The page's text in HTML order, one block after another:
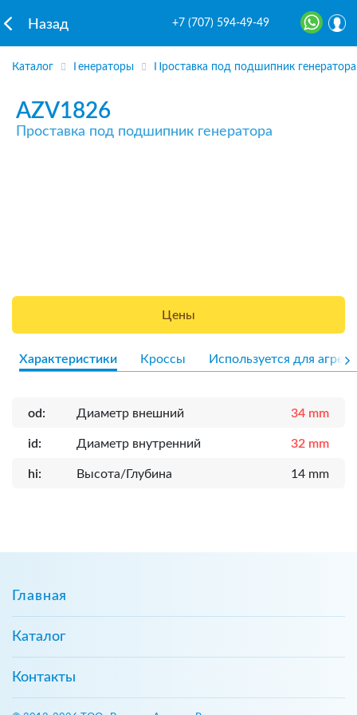
Назад +7 (707) 594-49-49
Каталог Генераторы Проставка под подшипник генератора
AZV1826
Проставка под подшипник генератора
Цены
Характеристики Кроссы Используется для
od: Диаметр внешний 34 mm
id: Диаметр внутренний 32 mm
hi: Высота/Глубина 14 mm
Главная
Каталог
Контакты